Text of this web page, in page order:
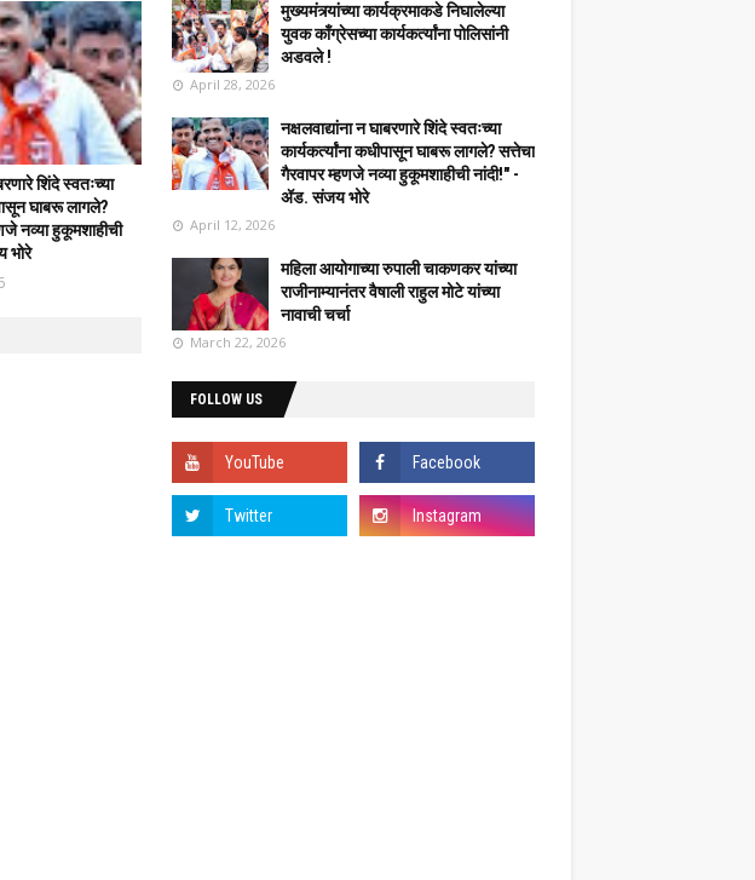
शिंदे स्वतःच्या
घाबरू लागले?
नव्या हुकूमशाहीची
भोरे
मुख्यमंत्र्यांच्या कार्यक्रमाकडे निघालेल्या
युवक काँग्रेसच्या कार्यकर्त्यांना पोलिसांनी
अडवले !
April 28, 2026
नक्षलवाद्यांना न घाबरणारे शिंदे स्वतःच्या
कार्यकर्त्यांना कधीपासून घाबरू लागले? सत्तेचा
गैरवापर म्हणजे नव्या हुकूमशाहीची नांदी!" -
ॲड. संजय भोरे
April 12, 2026
महिला आयोगाच्या रुपाली चाकणकर यांच्या
राजीनाम्यानंतर वैषाली राहुल मोटे यांच्या
नावाची चर्चा
March 22, 2026
FOLLOW US